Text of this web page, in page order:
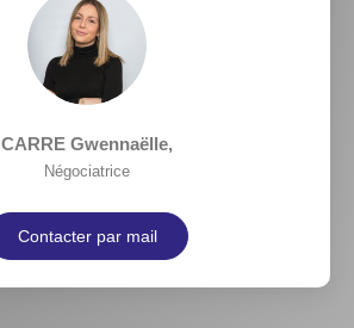
CARRE Gwennaëlle,
Négociatrice
Contacter par mail